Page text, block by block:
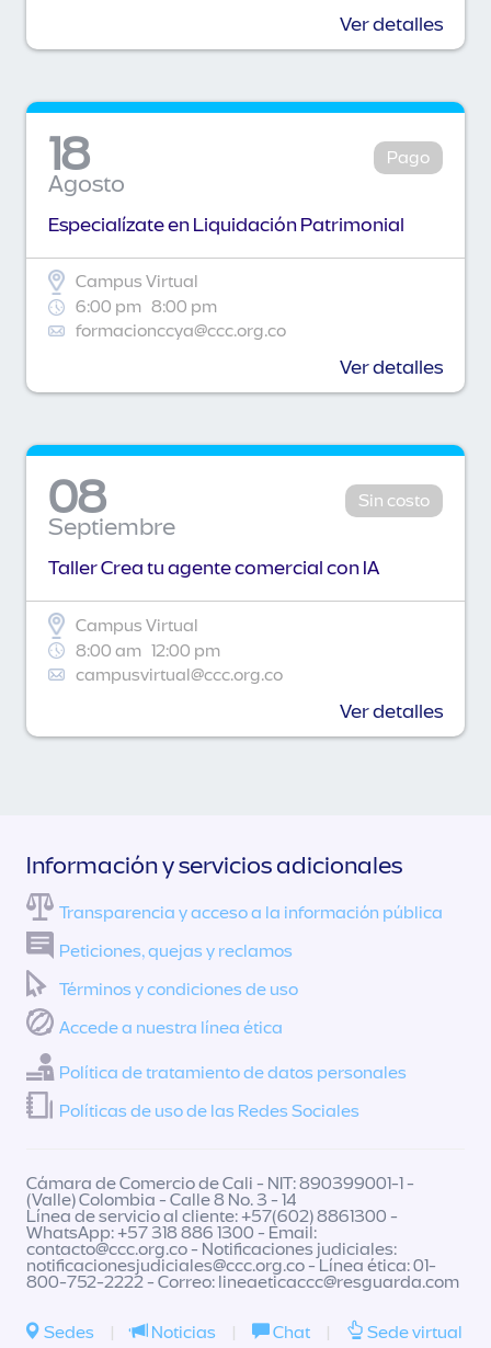
Ver detalles
18
Agosto
Pago
Especialízate en Liquidación Patrimonial
Campus Virtual
6:00 pm 8:00 pm
formacionccya@ccc.org.co
Ver detalles
08
Septiembre
Sin costo
Taller Crea tu agente comercial con IA
Campus Virtual
8:00 am 12:00 pm
campusvirtual@ccc.org.co
Ver detalles
Información y servicios adicionales
Transparencia y acceso a la información pública
Peticiones, quejas y reclamos
Términos y condiciones de uso
Accede a nuestra línea ética
Política de tratamiento de datos personales
Políticas de uso de las Redes Sociales
Cámara de Comercio de Cali - NIT: 890399001-1 -
(Valle) Colombia - Calle 8 No. 3 - 14
Línea de servicio al cliente: +57(602) 8861300 -
WhatsApp: +57 318 886 1300 - Email:
contacto@ccc.org.co- Notificaciones judiciales:
notificacionesjudiciales@ccc.org.co- Línea ética: 01-
800-752-2222 - Correo: lineaeticaccc@resguarda.com
Sedes | Noticias | Chat | Sede virtual